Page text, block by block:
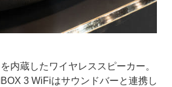
内蔵したワイヤレススピーカー。
3 WiFiはサウンドバーと連携し